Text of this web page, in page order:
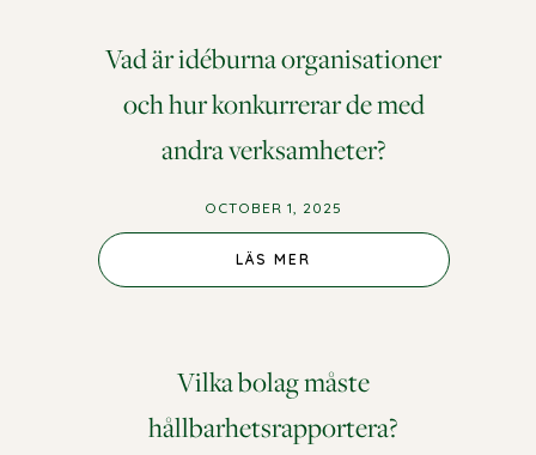
Vad är idéburna organisationer
och hur konkurrerar de med
andra verksamheter?
OCTOBER 1, 2025
LÄS MER
Vilka bolag måste
hållbarhetsrapportera?